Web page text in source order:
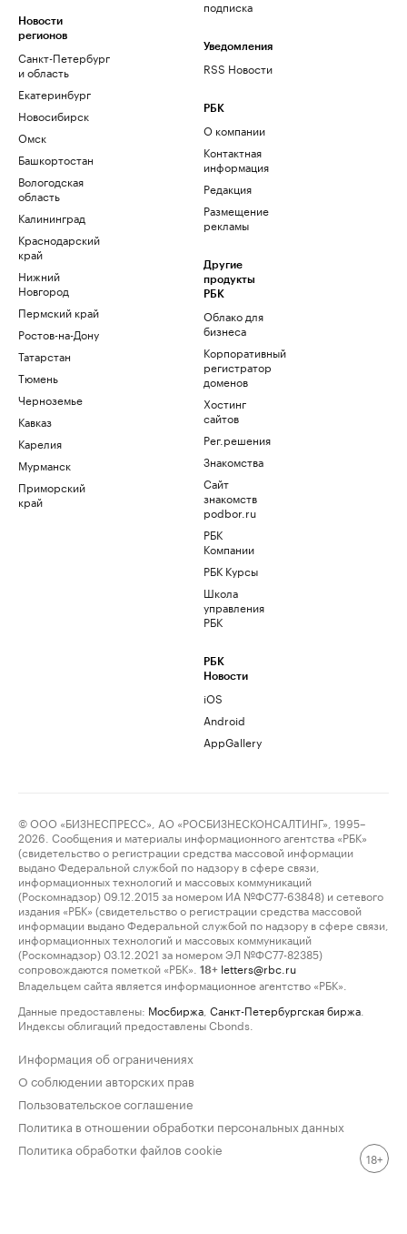
Новости
регионов
Санкт-Петербург
и область
Екатеринбург
Новосибирск
Омск
Башкортостан
Вологодская
область
Калининград
Краснодарский
край
Нижний
Новгород
Пермский край
Ростов-на-Дону
Татарстан
Тюмень
Черноземье
Кавказ
Карелия
Мурманск
Приморский
край
подписка
Уведомления
RSS Новости
РБК
О компании
Контактная
информация
Редакция
Размещение
рекламы
Другие
продукты
РБК
Облако для
бизнеса
Корпоративный
регистратор
доменов
Хостинг
сайтов
Рег.решения
Знакомства
Сайт
знакомств
podbor.ru
РБК
Компании
РБК Курсы
Школа
управления
РБК
РБК
Новости
iOS
Android
AppGallery
© ООО «БИЗНЕСПРЕСС», АО «РОСБИЗНЕСКОНСАЛТИНГ», 1995–
2026. Сообщения и материалы информационного агентства «РБК»
(свидетельство о регистрации средства массовой информации
выдано Федеральной службой по надзору в сфере связи,
информационных технологий и массовых коммуникаций
(Роскомнадзор) 09.12.2015 за номером ИА №ФС77-63848) и сетевого
издания «РБК» (свидетельство о регистрации средства массовой
информации выдано Федеральной службой по надзору в сфере связи,
информационных технологий и массовых коммуникаций
(Роскомнадзор) 03.12.2021 за номером ЭЛ №ФС77-82385)
сопровождаются пометкой «РБК».
18+ letters@rbc.ru
Владельцем сайта является информационное агентство «РБК».
Данные предоставлены: Мосбиржа Санкт-Петербургская биржа
Индексы облигаций предоставлены Cbonds.
Информация об ограничениях
О соблюдении авторских прав
Пользовательское соглашение
Политика в отношении обработки персональных данных
Политика обработки файлов cookie
18+